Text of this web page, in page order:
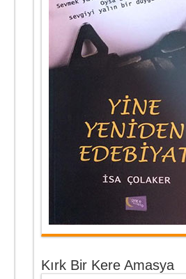
Kırk Bir Kere Amasya